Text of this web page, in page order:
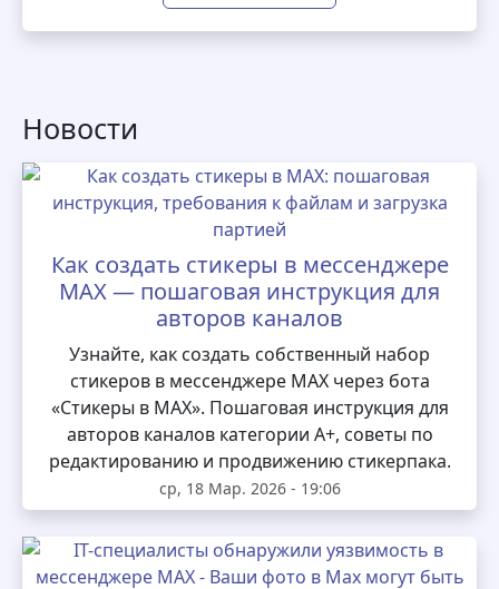
Новости
Как создать стикеры в мессенджере
MAX — пошаговая инструкция для
авторов каналов
Узнайте, как создать собственный набор
стикеров в мессенджере MAX через бота
«Стикеры в MAX». Пошаговая инструкция для
авторов каналов категории А+, советы по
редактированию и продвижению стикерпака.
ср, 18 Мар. 2026 - 19:06